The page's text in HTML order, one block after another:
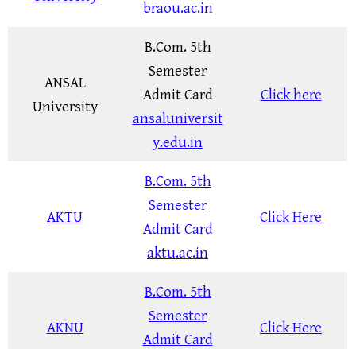
braou.ac.in
ANSAL
University
B.Com. 5th
Semester
Admit Card
ansaluniversit
y.edu.in
Click here
AKTU
B.Com. 5th
Semester
Admit Card
aktu.ac.in
Click Here
AKNU
B.Com. 5th
Semester
Admit Card
Click Here